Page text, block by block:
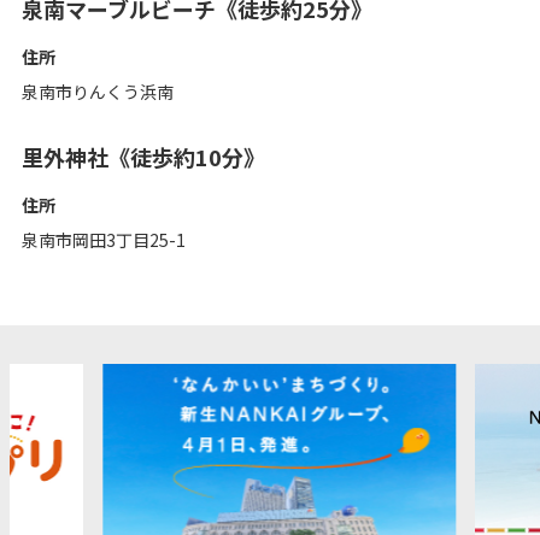
泉南マーブルビーチ《徒歩約25分》
住所
泉南市りんくう浜南
里外神社《徒歩約10分》
住所
泉南市岡田3丁目25-1